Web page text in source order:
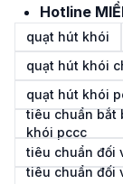
Hotline
quạt hút khói
quạt hút khói
quạt hút khói
tiêu chuẩn bắt
khói pccc
tiêu chuẩn đối
tiêu chuẩn đối